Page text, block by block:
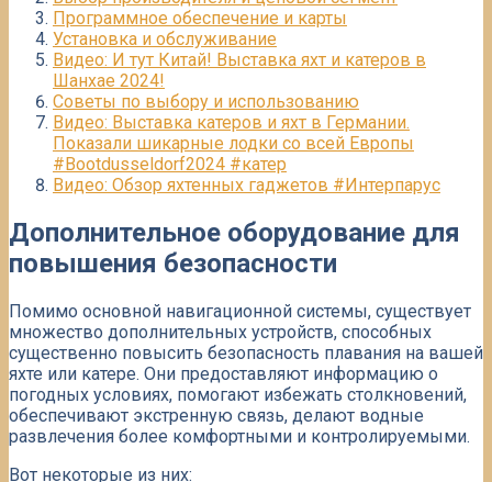
Программное обеспечение и карты
Установка и обслуживание
Видео: И тут Китай! Выставка яхт и катеров в
Шанхае 2024!
Советы по выбору и использованию
Видео: Выставка катеров и яхт в Германии.
Показали шикарные лодки со всей Европы
#Bootdusseldorf2024 #катер
Видео: Обзор яхтенных гаджетов #Интерпарус
Дополнительное оборудование для
повышения безопасности
Помимо основной навигационной системы, существует
множество дополнительных устройств, способных
существенно повысить безопасность плавания на вашей
яхте или катере. Они предоставляют информацию о
погодных условиях, помогают избежать столкновений,
обеспечивают экстренную связь, делают водные
развлечения более комфортными и контролируемыми.​
Вот некоторые из них: